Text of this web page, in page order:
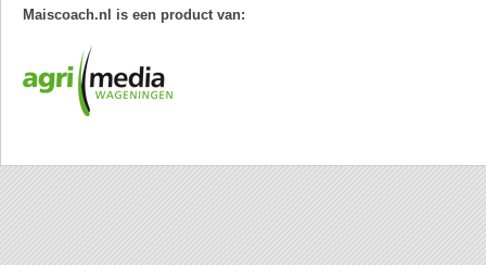
Maiscoach.nl is een product van: